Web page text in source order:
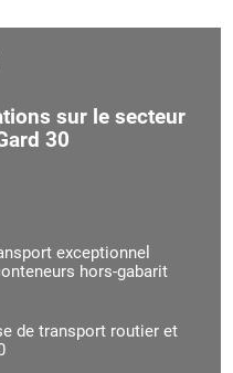
sur le secteur
30
exceptionnel
hors-gabarit
de transport routier et